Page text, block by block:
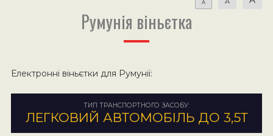
A
Румунія віньєтка
Електронні віньєтки для Румунії:
ТИП ТРАНСПОРТНОГО ЗАСОБУ:
ЛЕГКОВИЙ АВТОМОБІЛЬ ДО 3,5Т